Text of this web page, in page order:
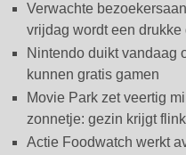
Verwachte
vrijdag wordt een
Nintendo duikt vandaag
kunnen gratis gamen
Movie Park zet veertig
zonnetje: gezin krijgt
Actie Foodwatch werkt